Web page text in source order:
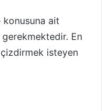
ait
gerekmektedir. En
isteyen